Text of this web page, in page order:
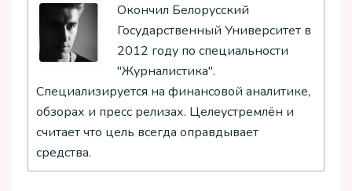
Окончил Белорусский
Государственный Университет в
2012 году по специальности
"Журналистика".
Специализируется на финансовой аналитике,
обзорах и пресс релизах. Целеустремлён и
считает что цель всегда оправдывает
средства.